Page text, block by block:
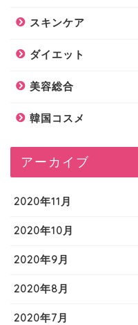
スキンケア
ダイエット
美容総合
韓国コスメ
アーカイブ
2020年11月
2020年10月
2020年9月
2020年8月
2020年7月